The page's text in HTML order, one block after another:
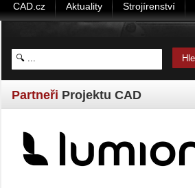
CAD.cz Aktuality Strojírenství
Partneři Projektu CAD